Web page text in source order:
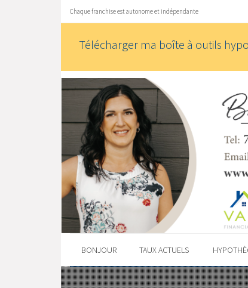
Chaque franchise est autonome et indépendante
Télécharger ma boîte à outils
BONJOUR TAUX ACTUELS